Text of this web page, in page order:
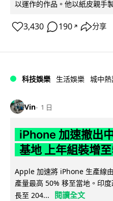
以運作的作品。他以紙皮親手
3,430 190 ↗ 分享
科技娛樂 生活娛樂 城中
Vin 1 日
iPhone 加速撤出
基地 上年組裝增
Apple 加速將 iPhone 生產線
產量最高 50% 移至當地。印
長至 204...
閱讀全文